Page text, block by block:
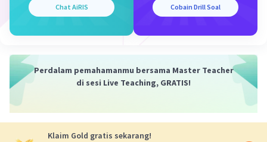
Contoh Bela Negara :
• Melestarikan budaya
• Belajar dengan rajin bagi para pelajar
Beri Rating·0.0(0) Balas
25 April 2024 13:27
Chat AiRIS Cobain Drill Soal
Perdalam pemahamanmu bersama Master Teacher
di sesi Live Teaching, GRATIS!
Klaim Gold gratis sekarang!